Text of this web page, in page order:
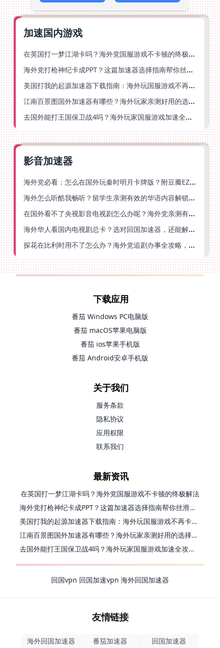
加速国内游戏
在英国打一梦江湖卡吗？海外党国服游戏不卡顿的终极解法
海外党打枪神纪卡成PPT？这篇加速器选择指南帮你丝滑上分
美国打我的起源加速器下载指南：海外玩国服游戏不再卡的终极方案
江南百景图国外加速器有哪些？海外玩家亲测好用的选择与避坑指南
去国外能打王国保卫战4吗？海外玩家国服游戏加速全攻略（附公主连结幻想江湖实测）
影音加速器
海外党必看：怎么在国外玩秦时明月卡牌版？附豆瓣EZCast地区限制破解法
海外怎么听酷我畅听？留学生亲测有效的华语内容解锁指南
在国外看不了央视影音电视剧怎么办呢？海外党亲测有效的回国加速方案
海外华人看国内电视剧总卡？选对回国加速器，还能解决菲律宾打不开反诈中心的问题
探花在比利时用不了怎么办？海外党追剧办事全攻略，选对加速器就够了
下载应用
番茄 Windows PC电脑版
番茄 macOS苹果电脑版
番茄 ios苹果手机版
番茄 Android安卓手机版
关于我们
服务条款
隐私协议
应用权限
联系我们
最新资讯
在英国打一梦江湖卡吗？海外党国服游戏不卡顿的终极解法
海外党打枪神纪卡成PPT？这篇加速器选择指南帮你丝滑上分
美国打我的起源加速器下载指南：海外玩国服游戏不再卡的终极方案
江南百景图国外加速器有哪些？海外玩家亲测好用的选择与避坑指南
去国外能打王国保卫战4吗？海外玩家国服游戏加速全攻略（附公主连结幻想江湖实测）
回国vpn 回国加速vpn 海外回国加速器
友情链接
海外回国加速器 番茄加速器
回国加速器